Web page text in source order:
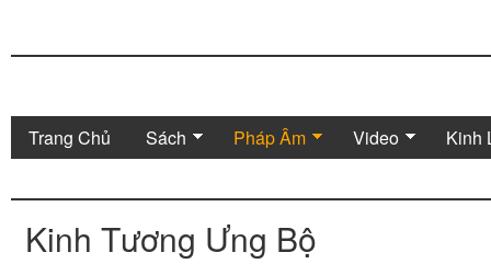
Trang Chủ Sách Pháp Âm Video Kinh
Kinh Tương Ưng Bộ